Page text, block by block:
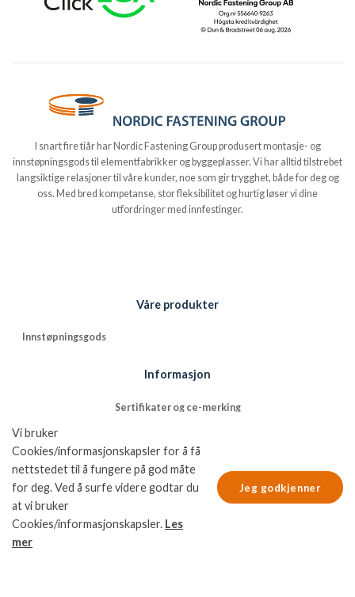
I snart fire tiår har Nordic Fastening Group produsert montasje- og
innstøpningsgods til elementfabrikker og byggeplasser. Vi har alltid tilstrebet
langsiktige relasjoner til våre kunder, noe som gir trygghet, både for deg og
oss. Med bred kompetanse, stor fleksibilitet og hurtig løser vi dine
utfordringer med innfestinger.
Våre produkter
Innstøpningsgods
Informasjon
Sertifikater og ce-merking
Kontakt
Informasjon
Kvalitets- og miljøpolicy
Vi bruker
Cookies/informasjonskapsler for å få
nettstedet til å fungere på god måte
for deg. Ved å surfe videre godtar du
at vi bruker
Cookies/informasjonskapsler. Les
mer
Jeg godkjenner